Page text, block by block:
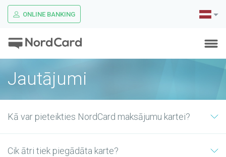
ONLINE BANKING
Jautājumi
Kā var pieteikties NordCard maksājumu kartei?
Cik ātri tiek piegādāta karte?